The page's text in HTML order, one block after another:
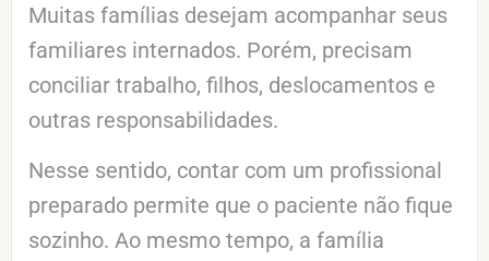
Muitas famílias desejam acompanhar seus
familiares internados. Porém, precisam
conciliar trabalho, filhos, deslocamentos e
outras responsabilidades.
Nesse sentido, contar com um profissional
preparado permite que o paciente não fique
sozinho. Ao mesmo tempo, a família